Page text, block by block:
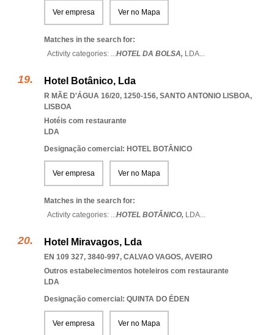
Ver empresa Ver no Mapa
Matches in the search for:
Activity categories: ...HOTEL DA BOLSA, LDA...
Hotel Botânico, Lda
R MÃE D'ÁGUA 16/20, 1250-156, SANTO ANTONIO LISBOA,
LISBOA
Hotéis com restaurante
LDA
Designação comercial: HOTEL BOTÂNICO
Ver empresa Ver no Mapa
Matches in the search for:
Activity categories: ...HOTEL BOTÂNICO, LDA...
Hotel Miravagos, Lda
EN 109 327, 3840-997, CALVAO VAGOS, AVEIRO
Outros estabelecimentos hoteleiros com restaurante
LDA
Designação comercial: QUINTA DO ÉDEN
Ver empresa Ver no Mapa